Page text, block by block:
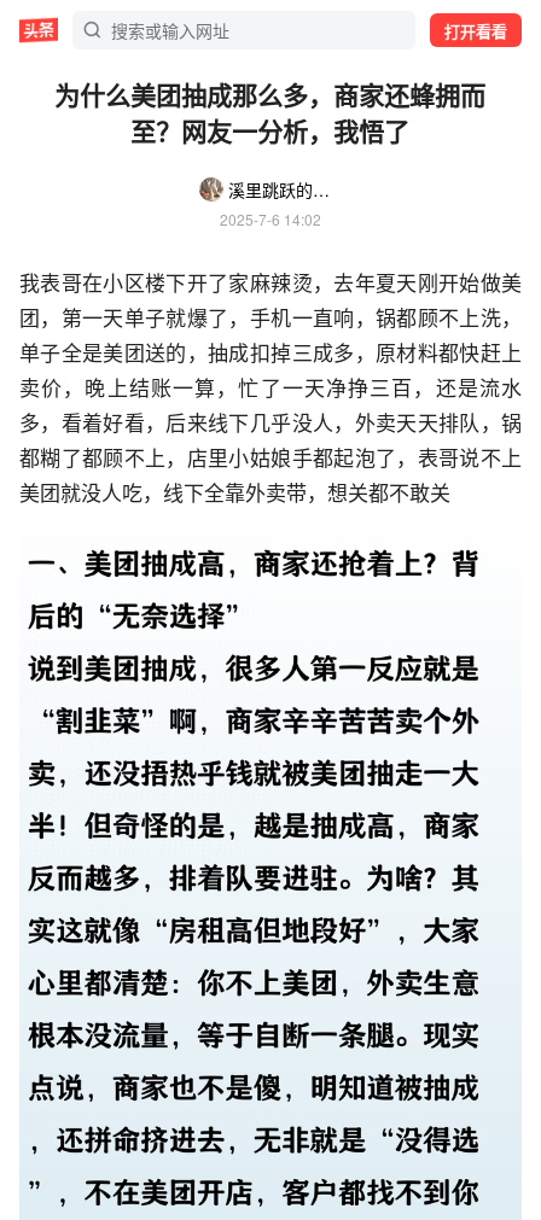
打开看看
为什么美团抽成那么多，商家还蜂拥而
至？网友一分析，我悟了
溪里跳跃的鲫鱼
2025-7-6 14:02
我表哥在小区楼下开了家麻辣烫，去年夏天刚开始做美
团，第一天单子就爆了，手机一直响，锅都顾不上洗，
单子全是美团送的，抽成扣掉三成多，原材料都快赶上
卖价，晚上结账一算，忙了一天净挣三百，还是流水
多，看着好看，后来线下几乎没人，外卖天天排队，锅
都糊了都顾不上，店里小姑娘手都起泡了，表哥说不上
美团就没人吃，线下全靠外卖带，想关都不敢关